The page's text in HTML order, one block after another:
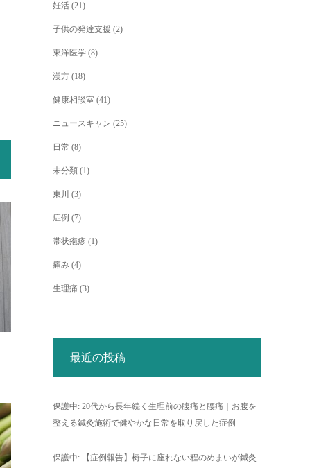
妊活 (21)
子供の発達支援 (2)
東洋医学 (8)
漢方 (18)
健康相談室 (41)
ニュースキャン (25)
日常 (8)
未分類 (1)
東川 (3)
症例 (7)
帯状疱疹 (1)
痛み (4)
生理痛 (3)
最近の投稿
保護中: 20代から長年続く生理前の腹痛と腰痛｜お腹を
整える鍼灸施術で健やかな日常を取り戻した症例
保護中: 【症例報告】椅子に座れない程のめまいが鍼灸